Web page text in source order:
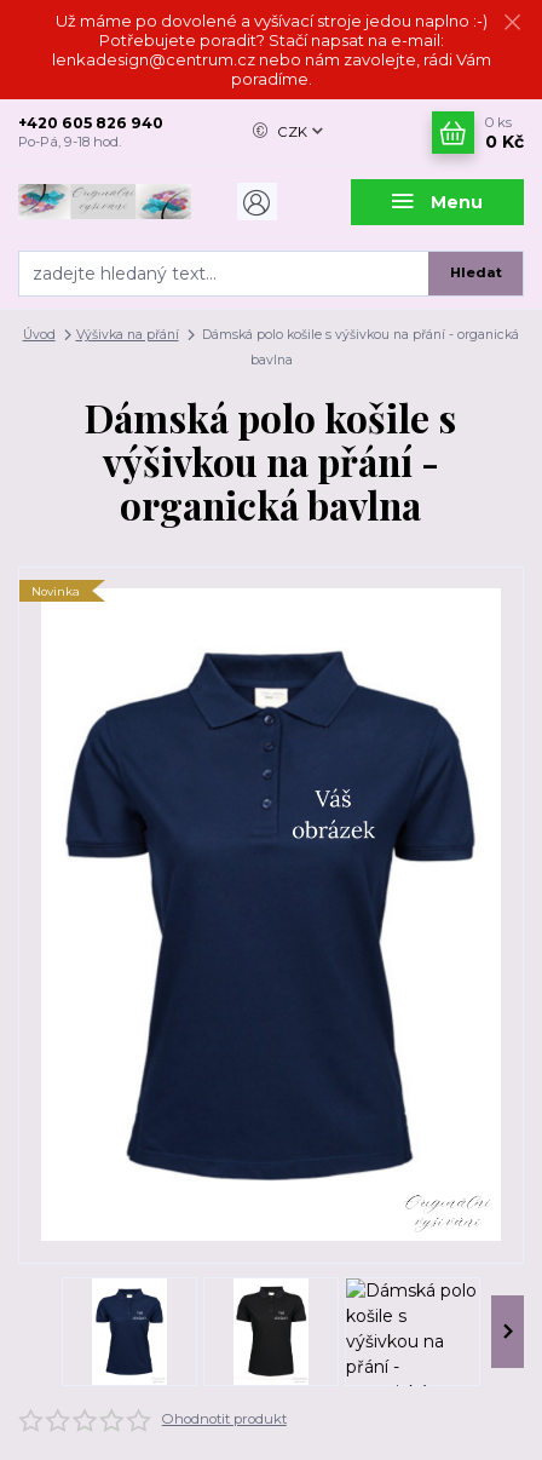
Už máme po dovolené a vyšívací stroje jedou naplno :-)
Potřebujete poradit? Stačí napsat na e-mail:
lenkadesign@centrum.cz nebo nám zavolejte, rádi Vám
poradíme.
Menu
CZK
Hledat
+420 605 826 940
Po-Pá, 9-18 hod.
0 ks
0 Kč
Úvod Výšivka na přání
Dámská polo košile s výšivkou na přání - organická
bavlna
Dámská polo košile s
výšivkou na přání -
organická bavlna
Novinka
Ohodnotit produkt